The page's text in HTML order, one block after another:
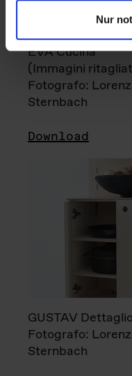
Nur
EVA Cucina
(Immagini
Fotografo: Lorenz
Sternbach
Download
GUSTAV Dettaglio
Fotografo: Lorenz
Sternbach